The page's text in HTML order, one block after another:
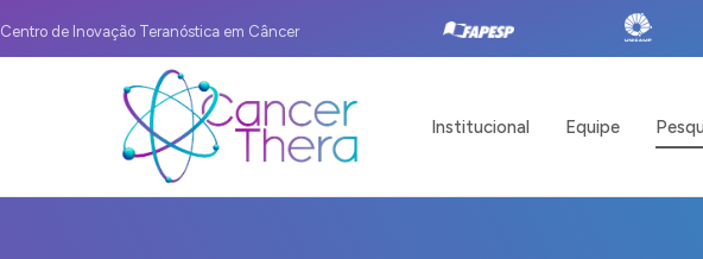
Centro de Inovação Teranóstica em Câncer
Institucional Equipe